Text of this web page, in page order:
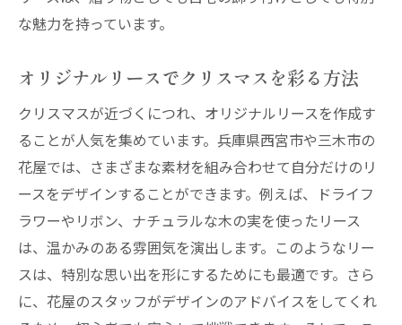
な魅力を持っています。
オリジナルリースでクリスマスを彩る方法
クリスマスが近づくにつれ、オリジナルリースを作成す
ることが人気を集めています。兵庫県西宮市や三木市の
花屋では、さまざまな素材を組み合わせて自分だけのリ
ースをデザインすることができます。例えば、ドライフ
ラワーやリボン、ナチュラルな木の実を使ったリース
は、温かみのある雰囲気を演出します。このようなリー
スは、特別な思い出を形にするためにも最適です。さら
に、花屋のスタッフがデザインのアドバイスをしてくれ